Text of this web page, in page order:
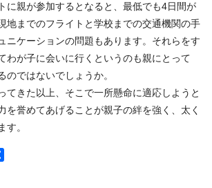
に親が参加するとなると、最低でも4日間が
地までのフライトと学校までの交通機関の手
ニケーションの問題もあります。それらをす
わが子に会いに行くというのも親にとって
のではないでしょうか。
てきた以上、そこで一所懸命に適応しようと
を誉めてあげることが親子の絆を強く、太く
す。